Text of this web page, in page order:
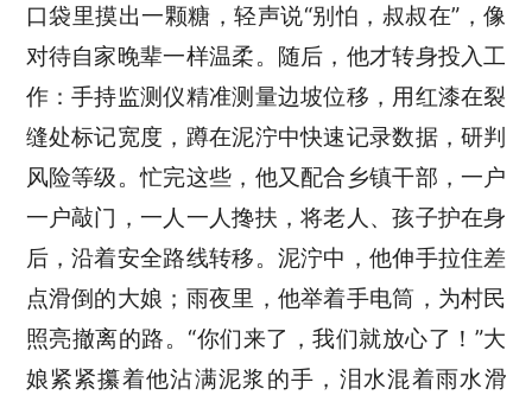
口袋里摸出一颗糖，轻声说“别怕，叔叔在”，像
对待自家晚辈一样温柔。随后，他才转身投入工
作：手持监测仪精准测量边坡位移，用红漆在裂
缝处标记宽度，蹲在泥泞中快速记录数据，研判
风险等级。忙完这些，他又配合乡镇干部，一户
一户敲门，一人一人搀扶，将老人、孩子护在身
后，沿着安全路线转移。泥泞中，他伸手拉住差
点滑倒的大娘；雨夜里，他举着手电筒，为村民
照亮撤离的路。“你们来了，我们就放心了！”大
娘紧紧攥着他沾满泥浆的手，泪水混着雨水滑